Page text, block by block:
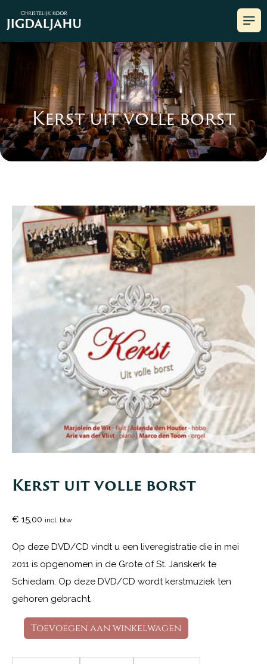
Kerst uit volle borst
Kerst uit volle borst
€ 15,00 incl. btw
Op deze DVD/CD vindt u een liveregistratie die in mei
2011 is opgenomen in de Grote of St. Janskerk te
Schiedam. Op deze DVD/CD wordt kerstmuziek ten
gehoren gebracht.
Toevoegen aan winkelwagen